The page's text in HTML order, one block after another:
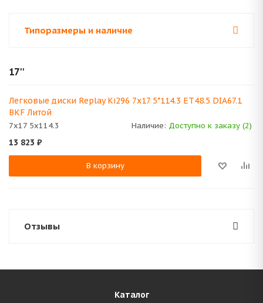
Типоразмеры и наличие
17''
Легковые диски Replay Ki296 7x17 5*114.3 ET48.5 DIA67.1
BKF Литой
7x17 5x114.3 Наличие: Доступно к заказу (2)
13 823 ₽
В корзину
Отзывы
Каталог